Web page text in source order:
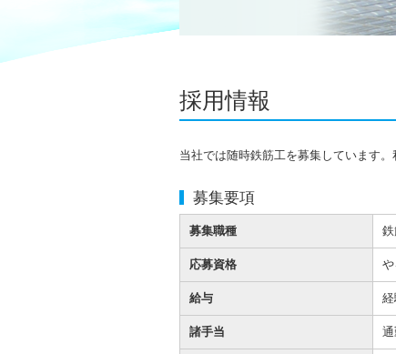
採用情報
当社では随時鉄筋工を募集しています
募集要項
募集職種
応募資格
給与 経
諸手当